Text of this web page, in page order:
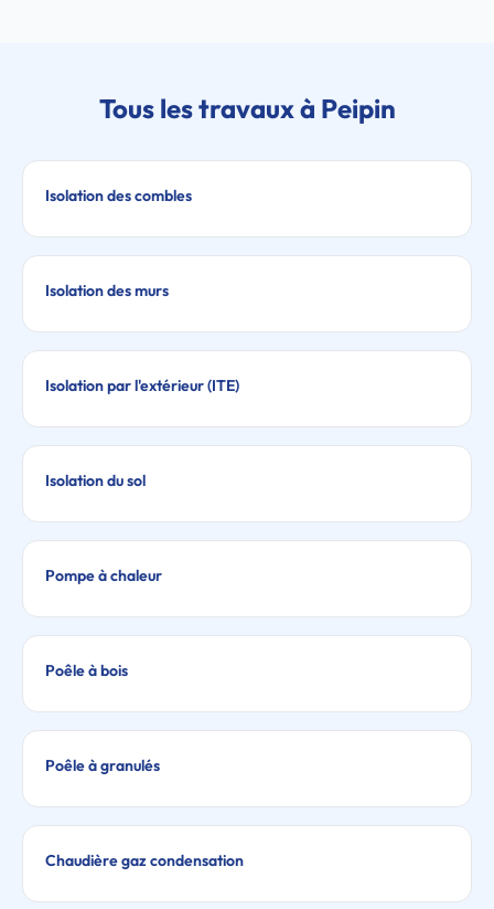
Tous les travaux à Peipin
Isolation des combles
Isolation des murs
Isolation par l'extérieur (ITE)
Isolation du sol
Pompe à chaleur
Poêle à bois
Poêle à granulés
Chaudière gaz condensation